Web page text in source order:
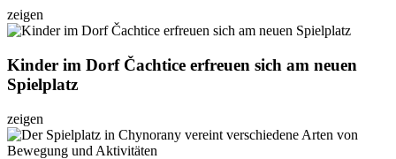
zeigen
Kinder im Dorf Čachtice erfreuen sich am neuen
Spielplatz
zeigen